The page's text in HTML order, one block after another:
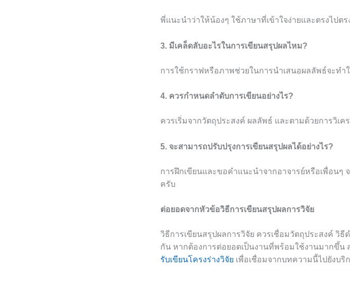
พี่แนะนำว่าให้น้องๆ ใช้ภาษาที่เข้าใจง่ายและตรงไปตร
3. มีเคล็ดลับอะไรในการเขียนสรุปผลไหม?
การใช้กราฟหรือภาพช่วยในการนำเสนอผลลัพธ์จะทำ
4. ควรกำหนดลำดับการเขียนอย่างไร?
ควรเริ่มจากวัตถุประสงค์ ผลลัพธ์ และตามด้วยการวิเ
5. จะสามารถปรับปรุงการเขียนสรุปผลได้อย่างไร?
การฝึกเขียนและขอคำแนะนำจากอาจารย์หรือเพื่อนๆ
ครับ
ต่อยอดจากหัวข้อวิธีการเขียนสรุปผลการวิจัย
วิธีการเขียนสรุปผลการวิจัย ควรเชื่อมวัตถุประสงค์ วิ
กัน หากต้องการต่อยอดเป็นงานที่พร้อมใช้งานมากขึ้น
รับเขียนโครงร่างวิจัย เพื่อเชื่อมจากบทความนี้ไปยังบริ